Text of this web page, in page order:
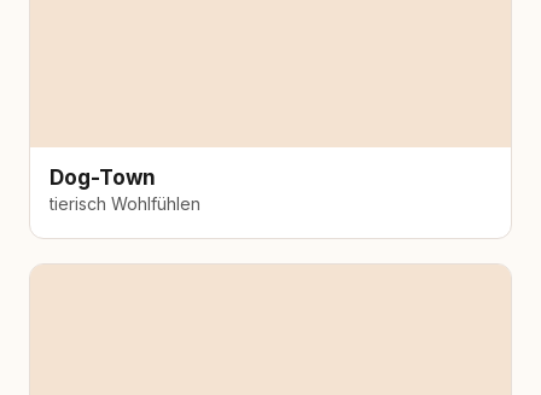
Dog-Town
tierisch Wohlfühlen